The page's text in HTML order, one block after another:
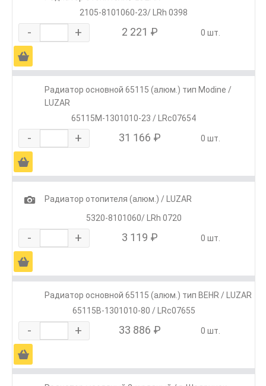
2105-8101060-23/ LRh 0398
- + 2 221 ₽ 0 шт.
Ä
Радиатор основной 65115 (алюм.) тип Modine /
LUZAR
65115М-1301010-23 / LRc07654
- + 31 166 ₽ 0 шт.
Ä
1
Радиатор отопителя (алюм.) / LUZAR
5320-8101060/ LRh 0720
- + 3 119 ₽ 0 шт.
Ä
Радиатор основной 65115 (алюм.) тип BEHR / LUZAR
65115В-1301010-80 / LRc07655
- + 33 886 ₽ 0 шт.
Ä